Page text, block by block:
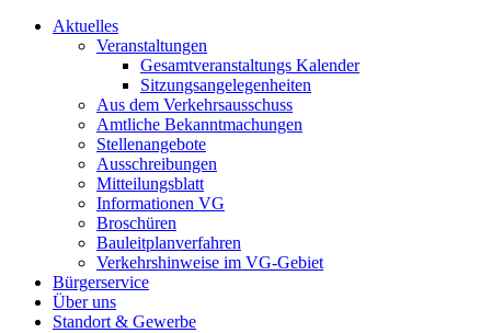
Aktuelles
Veranstaltungen
Gesamtveranstaltungs Kalender
Sitzungsangelegenheiten
Aus dem Verkehrsausschuss
Amtliche Bekanntmachungen
Stellenangebote
Ausschreibungen
Mitteilungsblatt
Informationen VG
Broschüren
Bauleitplanverfahren
Verkehrshinweise im VG-Gebiet
Bürgerservice
Über uns
Standort & Gewerbe